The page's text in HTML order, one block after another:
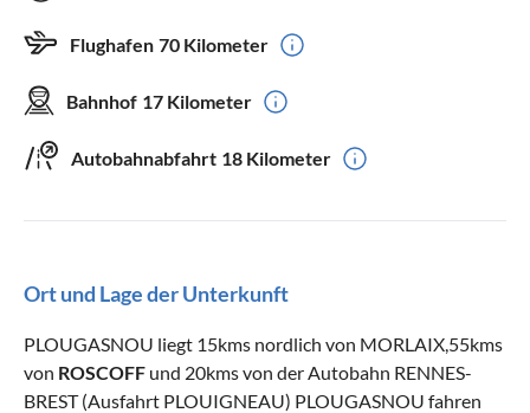
Flughafen 70 Kilometer
Bahnhof 17 Kilometer
Autobahnabfahrt 18 Kilometer
Ort und Lage der Unterkunft
PLOUGASNOU liegt 15kms nordlich von MORLAIX,55kms
von ROSCOFF und 20kms von der Autobahn RENNES-
BREST (Ausfahrt PLOUIGNEAU) PLOUGASNOU fahren